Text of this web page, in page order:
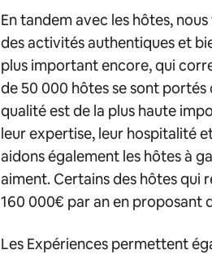
En tandem avec les hôtes,
des activités authentiques et
plus important encore, qui
de 50 000 hôtes se sont portés
qualité est de la plus haute
leur expertise, leur hospitalité
aidons également les hôtes à
aiment. Certains des hôtes qui
160 000€ par an en proposant
Les Expériences permettent